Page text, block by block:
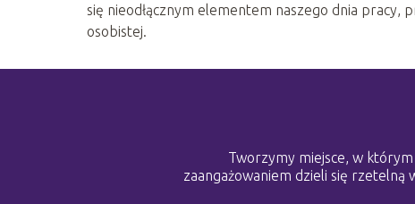
się nieodłącznym elementem naszego dnia pracy,
osobistej.
Tworzymy miejsce, w którym
zaangażowaniem dzieli się rzetelną